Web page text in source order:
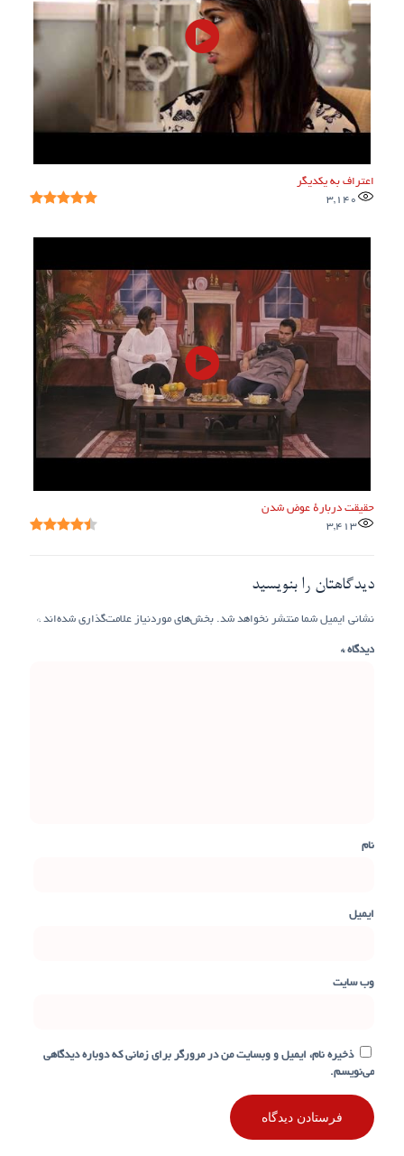
اعتراف به یکدیگر
3,140
حقیقت دربارهٔ عوض شدن
3,413
دیدگاهتان را بنویسید
نشانی ایمیل شما منتشر نخواهد شد. بخش‌های موردنیاز علامت‌گذاری شده‌اند *
دیدگاه*
نام
ایمیل
وب‌ سایت
ذخیره نام، ایمیل و وبسایت من در مرورگر برای زمانی که دوباره دیدگاهی
می‌نویسم.